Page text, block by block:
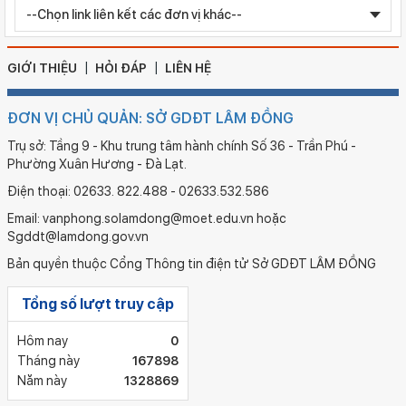
Chỉnh sửa bằng TN THPT LÊ HUỲNH NHƯ HẬU
GIỚI THIỆU HỎI ĐÁP LIÊN HỆ
ĐƠN VỊ CHỦ QUẢN: SỞ GDĐT LÂM ĐỒNG
Trụ sở: Tầng 9 - Khu trung tâm hành chính Số 36 - Trần Phú -
Phường Xuân Hương - Đà Lạt.
Điện thoại: 02633. 822.488 - 02633.532.586
Email: vanphong.solamdong@moet.edu.vn hoặc
Sgddt@lamdong.gov.vn
Bản quyền thuộc Cổng Thông tin điện tử Sở GDĐT LÂM ĐỒNG
Tổng số lượt truy cập
Hôm nay
0
Tháng này
167898
Năm này
1328869